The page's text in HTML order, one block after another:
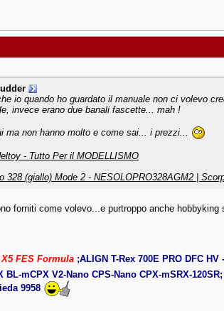
io quando ho guardato il manuale non ci volevo
invece erano due banali fascette... mah !
ma non hanno molto e come sai... i prezzi...
- Tutto Per il MODELLISMO
328 (giallo) Mode 2 - NESOLOPRO328AGM2 |
forniti come volevo...e purtroppo anche hobbyking
X5 FES Formula ;ALIGN T-Rex 700E PRO DFC
BL-mCPX V2-Nano CPS-Nano CPX-mSRX-
9958